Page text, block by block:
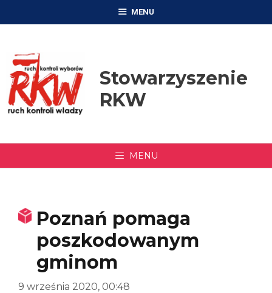
MENU
Stowarzyszenie
RKW
MENU
Poznań pomaga
poszkodowanym
gminom
9 września 2020, 00:48